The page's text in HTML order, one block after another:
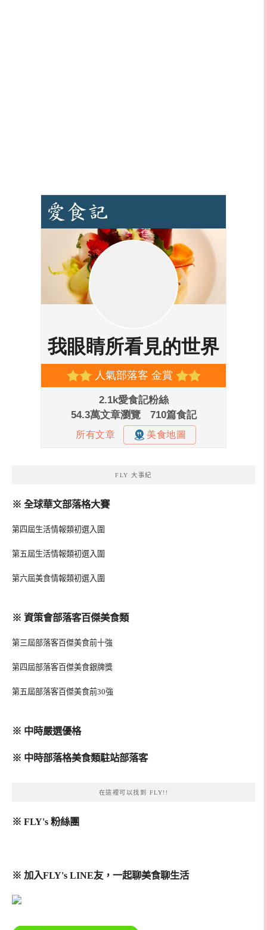
FLY 大事紀
※ 全球華文部落格大賽
第四屆生活情報類初選入圍
第五屆生活情報類初選入圍
第六屆美食情報類初選入圍
※ 資策會部落客百傑美食類
第三屆部落客百傑美食前十強
第四屆部落客百傑美食銀牌獎
第五屆部落客百傑美食前30強
※ 中時嚴選優格
※ 中時部落格美食類駐站部落客
在這裡可以找到 FLY!!
※ FLY's 粉絲團
※ 加入FLY's LINE友，一起聊美食聊生活